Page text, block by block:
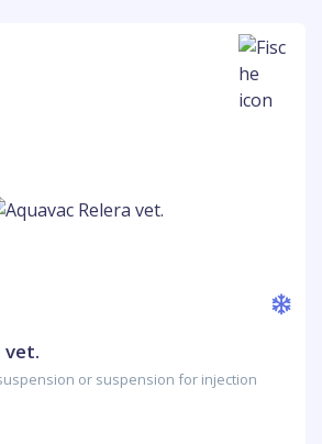
vet.
or suspension for injection